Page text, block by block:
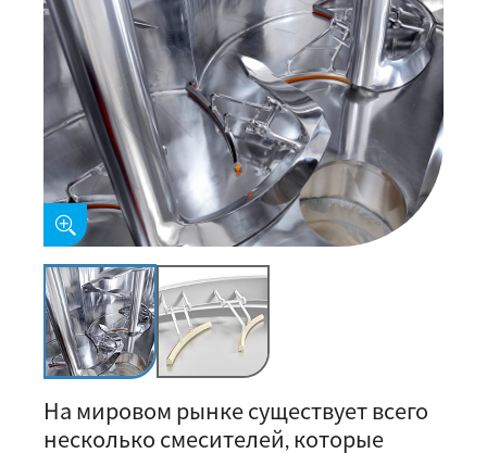
На мировом рынке существует всего
несколько смесителей, которые